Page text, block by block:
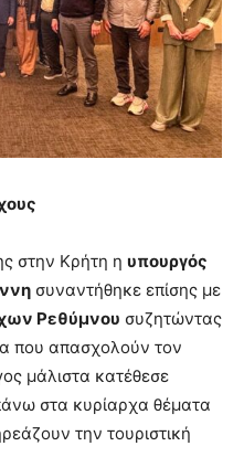
στην Κρήτη η υπουργός
συναντήθηκε επίσης με
Ρεθύμνου συζητώντας
που απασχολούν τον
μάλιστα κατέθεσε
στα κυρίαρχα θέματα
την τουριστική